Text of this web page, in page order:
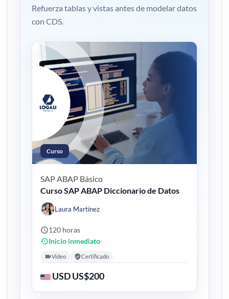
Refuerza tablas y vistas antes de modelar datos
con CDS.
Curso
SAP ABAP Básico
Curso SAP ABAP Diccionario de Datos
Laura Martínez
120 horas
Inicio inmediato
Video Certificado
USD US$200